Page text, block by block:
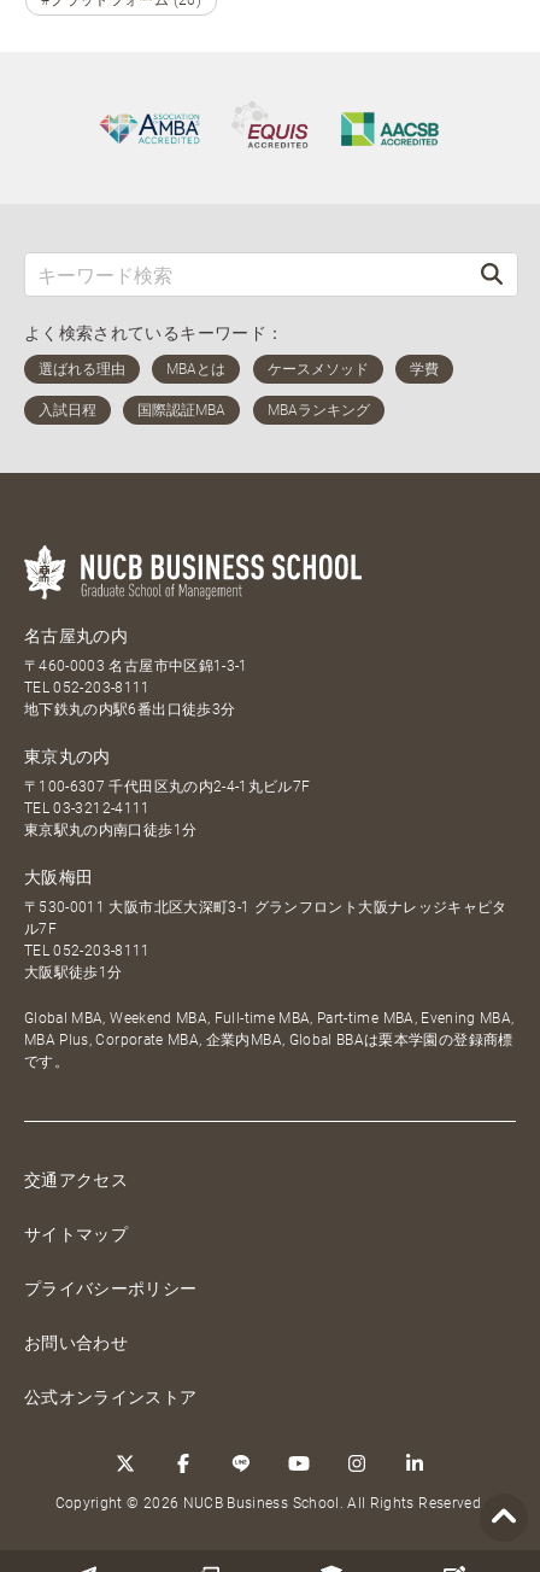
よく検索されているキーワード：
名古屋丸の内
〒460-0003 名古屋市中区錦1-3-1
TEL052-203-8111
地下鉄丸の内駅6番出口徒歩3分
東京丸の内
〒100-6307 千代田区丸の内2-4-1丸ビル7F
TEL03-3212-4111
東京駅丸の内南口徒歩1分
大阪梅田
〒530-0011 大阪市北区大深町3-1 グランフロント大阪ナレッジキャピタ
ル7F
TEL052-203-8111
大阪駅徒歩1分
Global MBA, Weekend MBA, Full-time MBA, Part-time MBA, Evening MBA,
MBA Plus, Corporate MBA, 企業内MBA, Global BBAは栗本学園の登録商標
です。
交通アクセス
サイトマップ
プライバシーポリシー
お問い合わせ
公式オンラインストア
Copyright © 2026 NUCB Business School. All Rights Reserved.